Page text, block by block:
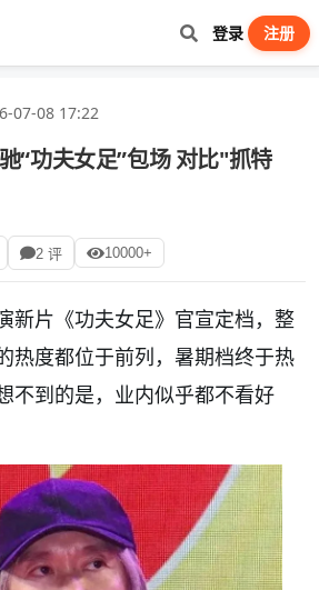
登录 注册
07-08 17:22
“功夫女足”包场 对比"抓特
2 评 10000+
新片《功夫女足》官宣定档，整
热度都位于前列，暑期档终于热
不到的是，业内似乎都不看好